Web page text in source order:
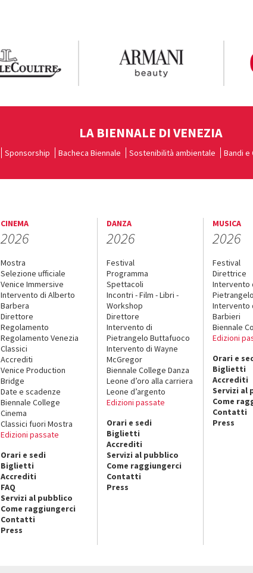
LA BIENNALE DI VENEZIA
Sponsorship Bacheca Biennale Sostenibilità ambientale Bandi e
CINEMA
2026
Mostra
Selezione ufficiale
Venice Immersive
Intervento di Alberto
Barbera
Direttore
Regolamento
Regolamento Venezia
Classici
Accrediti
Venice Production
Bridge
Date e scadenze
Biennale College
Cinema
Classici fuori Mostra
Edizioni passate
Orari e sedi
Biglietti
Accrediti
FAQ
Servizi al pubblico
Come raggiungerci
Contatti
Press
DANZA
2026
Festival
Programma
Spettacoli
Incontri - Film - Libri -
Workshop
Direttore
Intervento di
Pietrangelo Buttafuoco
Intervento di Wayne
McGregor
Biennale College Danza
Leone d’oro alla carriera
Leone d’argento
Edizioni passate
Orari e sedi
Biglietti
Accrediti
Servizi al pubblico
Come raggiungerci
Contatti
Press
MUSICA
2026
Festival
Direttrice
Intervento
Intervento
Barbieri
Biennale
Edizioni
Orari e
Biglietti
Accrediti
Servizi al
Come
Contatti
Press